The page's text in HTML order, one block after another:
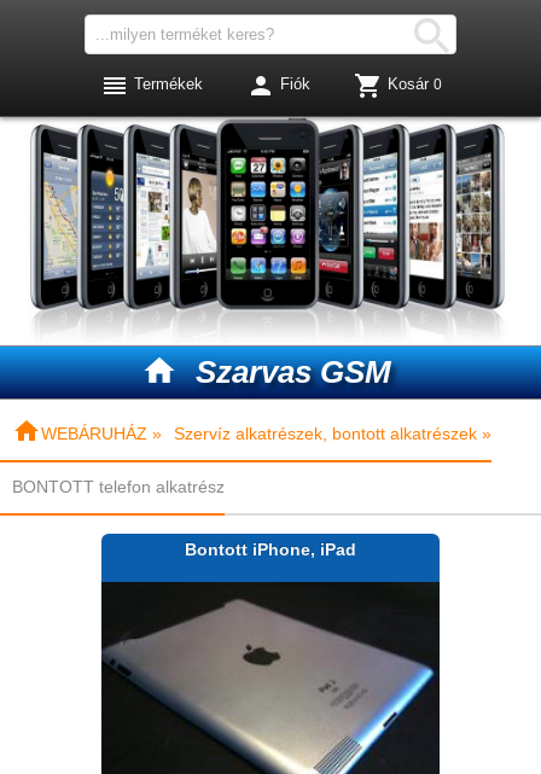
 Szarvas GSM

 Termékek  Fiók  Kosár 0
WEBÁRUHÁZ » Szervíz alkatrészek, bontott alkatrészek »
BONTOTT telefon alkatrész
Bontott iPhone, iPad